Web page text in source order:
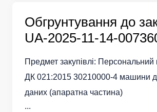
Обгрунтування до
UA-2025-11-14-
Предмет закупівлі:
ДК 021:2015 30210000-4 машини
даних (апаратна частина)
...